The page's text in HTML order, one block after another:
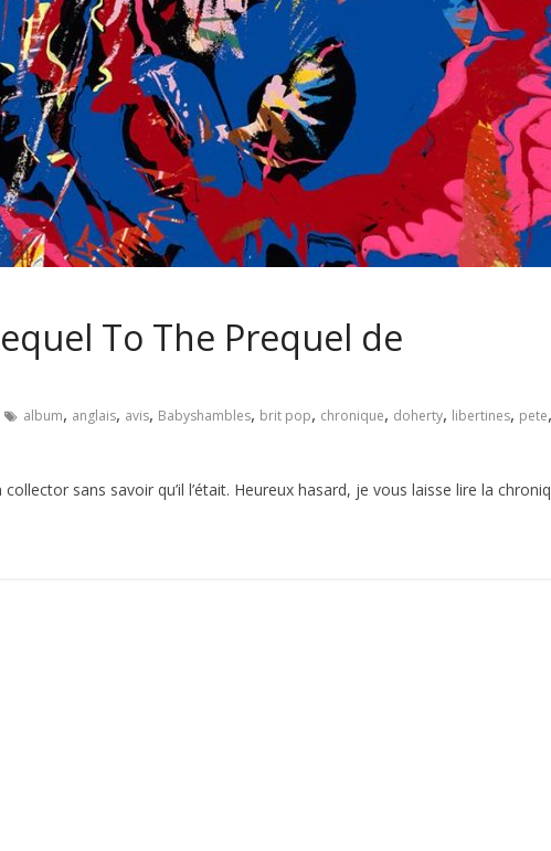
To The Prequel de
album, anglais, avis, Babyshambles, brit pop, chronique, doherty, libertines, pete,
collector sans savoir qu’il l’était. Heureux hasard, je vous laisse lire la